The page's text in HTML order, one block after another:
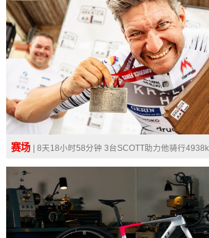
赛场 | 8天18小时58分钟 3台SCOTT助力他骑行